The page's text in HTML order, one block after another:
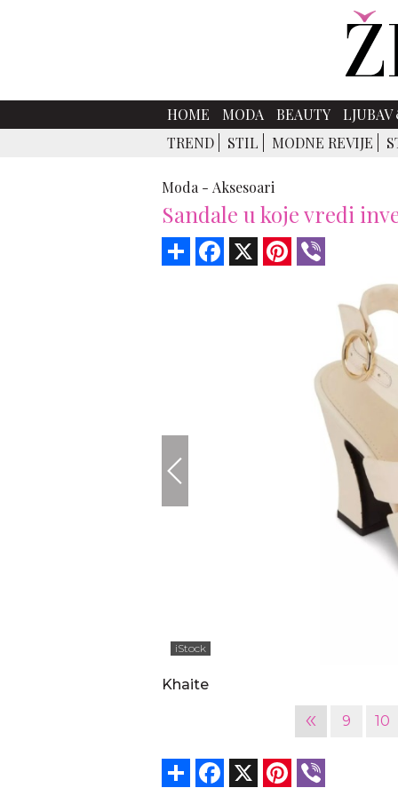
HOME MODA BEAUTY
TREND
STIL MODNE REVIJE
Moda - Aksesoari
Sandale u koje vredi
Share Facebook Pinterest
iStock
Khaite
« 9 10
Share Facebook Pinterest